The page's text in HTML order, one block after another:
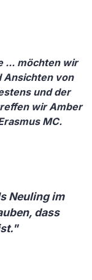
... möchten wir
Ansichten von
und der
wir Amber
MC.
Neuling im
dass